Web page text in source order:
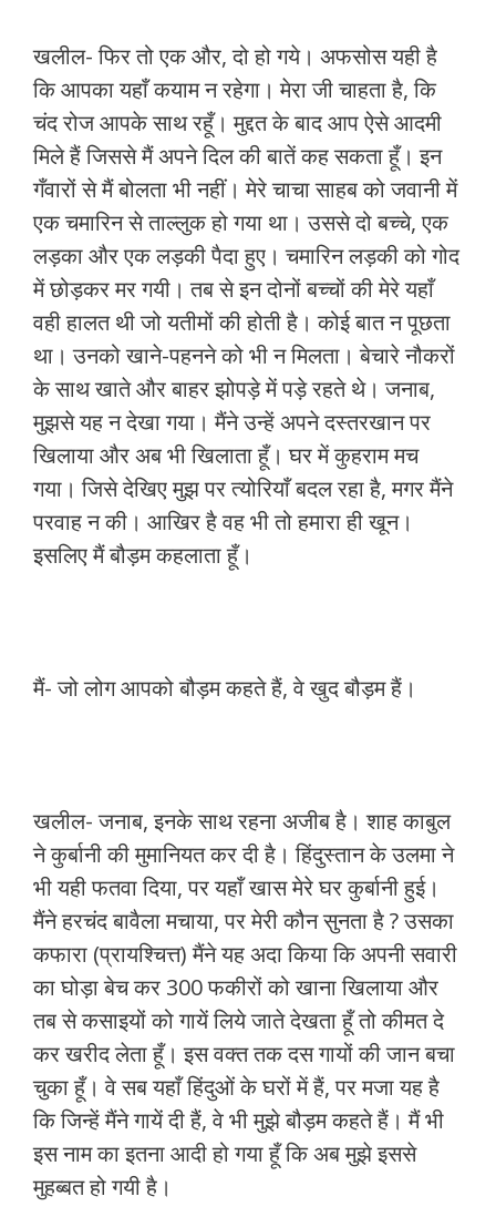
खलील- फिर तो एक और, दो हो गये। अफसोस यही है
कि आपका यहाँ कयाम न रहेगा। मेरा जी चाहता है, कि
चंद रोज आपके साथ रहूँ। मुद्दत के बाद आप ऐसे आदमी
मिले हैं जिससे मैं अपने दिल की बातें कह सकता हूँ। इन
गँवारों से मैं बोलता भी नहीं। मेरे चाचा साहब को जवानी में
एक चमारिन से ताल्लुक हो गया था। उससे दो बच्चे, एक
लड़का और एक लड़की पैदा हुए। चमारिन लड़की को गोद
में छोड़कर मर गयी। तब से इन दोनों बच्चों की मेरे यहाँ
वही हालत थी जो यतीमों की होती है। कोई बात न पूछता
था। उनको खाने-पहनने को भी न मिलता। बेचारे नौकरों
के साथ खाते और बाहर झोपड़े में पड़े रहते थे। जनाब,
मुझसे यह न देखा गया। मैंने उन्हें अपने दस्तरखान पर
खिलाया और अब भी खिलाता हूँ। घर में कुहराम मच
गया। जिसे देखिए मुझ पर त्योरियाँ बदल रहा है, मगर मैंने
परवाह न की। आखिर है वह भी तो हमारा ही खून।
इसलिए मैं बौड़म कहलाता हूँ।
मैं- जो लोग आपको बौड़म कहते हैं, वे खुद बौड़म हैं।
खलील- जनाब, इनके साथ रहना अजीब है। शाह काबुल
ने कुर्बानी की मुमानियत कर दी है। हिंदुस्तान के उलमा ने
भी यही फतवा दिया, पर यहाँ खास मेरे घर कुर्बानी हुई।
मैंने हरचंद बावैला मचाया, पर मेरी कौन सुनता है ? उसका
कफारा (प्रायश्चित्त) मैंने यह अदा किया कि अपनी सवारी
का घोड़ा बेच कर 300 फकीरों को खाना खिलाया और
तब से कसाइयों को गायें लिये जाते देखता हूँ तो कीमत दे
कर खरीद लेता हूँ। इस वक्त तक दस गायों की जान बचा
चुका हूँ। वे सब यहाँ हिंदुओं के घरों में हैं, पर मजा यह है
कि जिन्हें मैंने गायें दी हैं, वे भी मुझे बौड़म कहते हैं। मैं भी
इस नाम का इतना आदी हो गया हूँ कि अब मुझे इससे
मुहब्बत हो गयी है।